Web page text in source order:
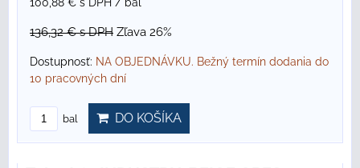
100,88 € s DPH / bal
136,32 €s DPH Zľava 26%
Dostupnosť: NA OBJEDNÁVKU. Bežný termín dodania do
10 pracovných dní
bal DO KOŠÍKA